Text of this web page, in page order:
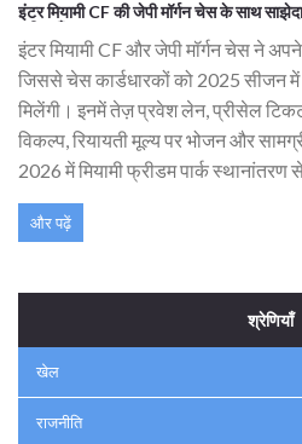
इंटर मियामी CF की जेपी मॉर्गन चेस के साथ
इंटर मियामी CF और जेपी मॉर्गन चेस ने
जिससे चेस कार्डधारकों को 2025 सीजन
मिलेंगी। इनमें तेज़ प्रवेश लेन, प्रीसेल टिकट
विकल्प, रियायती मूल्य पर भोजन और
2026 में मियामी फ्रीडम पार्क
लिए है।
और पढ़ें
श्रेणियाँ
खेल
राजनीति